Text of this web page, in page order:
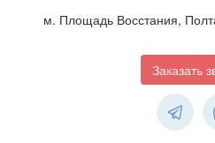
м. Площадь Восстания,
Заказать